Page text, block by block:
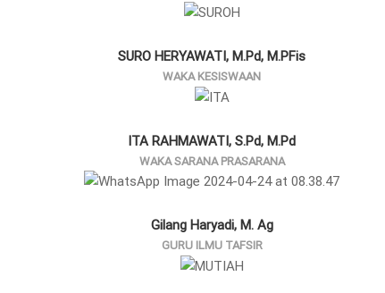
SURO HERYAWATI, M.Pd, M.PFis
WAKA KESISWAAN
ITA RAHMAWATI, S.Pd, M.Pd
WAKA SARANA PRASARANA
Gilang Haryadi, M. Ag
GURU ILMU TAFSIR